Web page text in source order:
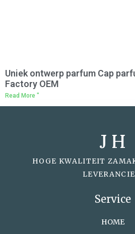
Uniek ontwerp parfum Cap
Factory OEM
Read More "
J H
HOGE KWALITEIT
Service
HOME